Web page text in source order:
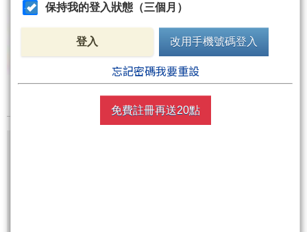
保持我的登入狀態（三個月）
登入 改用手機號碼登入
忘記密碼我要重設
免費註冊再送20點